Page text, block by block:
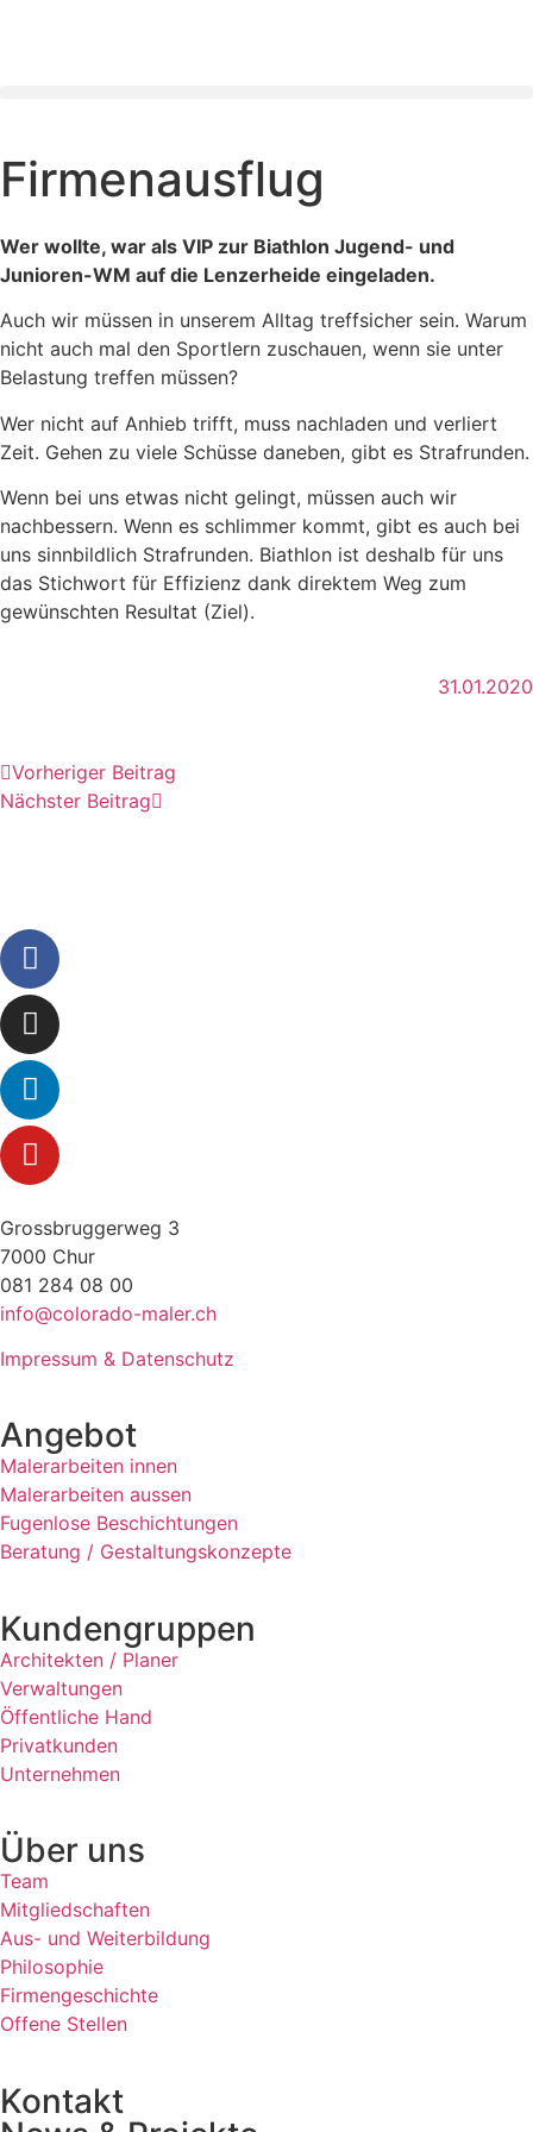
Firmenausflug
Wer wollte, war als VIP zur Biathlon Jugend- und
Junioren-WM auf die Lenzerheide eingeladen.
Auch wir müssen in unserem Alltag treffsicher sein. Warum
nicht auch mal den Sportlern zuschauen, wenn sie unter
Belastung treffen müssen?
Wer nicht auf Anhieb trifft, muss nachladen und verliert
Zeit. Gehen zu viele Schüsse daneben, gibt es Strafrunden.
Wenn bei uns etwas nicht gelingt, müssen auch wir
nachbessern. Wenn es schlimmer kommt, gibt es auch bei
uns sinnbildlich Strafrunden. Biathlon ist deshalb für uns
das Stichwort für Effizienz dank direktem Weg zum
gewünschten Resultat (Ziel).
31.01.2020
Vorheriger Beitrag
Nächster Beitrag
Grossbruggerweg 3
7000 Chur
081 284 08 00
info@colorado-maler.ch
Impressum & Datenschutz
Angebot
Malerarbeiten innen
Malerarbeiten aussen
Fugenlose Beschichtungen
Beratung / Gestaltungskonzepte
Kundengruppen
Architekten / Planer
Verwaltungen
Öffentliche Hand
Privatkunden
Unternehmen
Über uns
Team
Mitgliedschaften
Aus- und Weiterbildung
Philosophie
Firmengeschichte
Offene Stellen
Kontakt